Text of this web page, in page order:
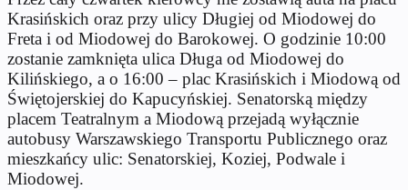
Krasińskich oraz przy ulicy Długiej od Miodowej do
Freta i od Miodowej do Barokowej. O godzinie 10:00
zostanie zamknięta ulica Długa od Miodowej do
Kilińskiego, a o 16:00 – plac Krasińskich i Miodową od
Świętojerskiej do Kapucyńskiej. Senatorską między
placem Teatralnym a Miodową przejadą wyłącznie
autobusy Warszawskiego Transportu Publicznego oraz
mieszkańcy ulic: Senatorskiej, Koziej, Podwale i
Miodowej.